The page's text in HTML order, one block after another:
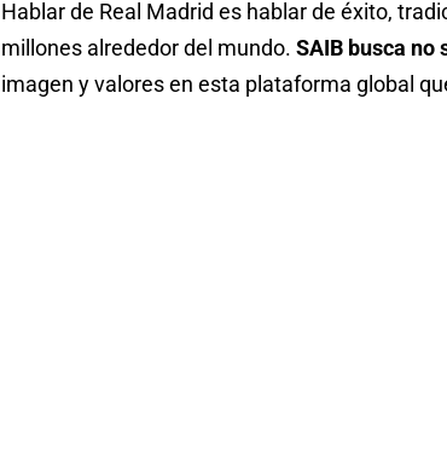
Hablar de Real Madrid es hablar de éxito,
millones alrededor del mundo. SAIB busca no
imagen y valores en esta plataforma global